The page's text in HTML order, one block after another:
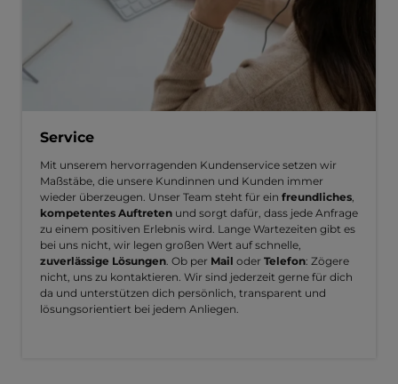
Service
Mit unserem hervorragenden Kundenservice setzen wir
Maßstäbe, die unsere Kundinnen und Kunden immer
wieder überzeugen. Unser Team steht für ein freundliches
kompetentes Auftreten und sorgt dafür, dass jede Anfrage
zu einem positiven Erlebnis wird. Lange Wartezeiten gibt es
bei uns nicht, wir legen großen Wert auf schnelle,
zuverlässige Lösungen . Ob per Mail oder Telefon: Zögere
nicht, uns zu kontaktieren. Wir sind jederzeit gerne für dich
da und unterstützen dich persönlich, transparent und
lösungsorientiert bei jedem Anliegen.